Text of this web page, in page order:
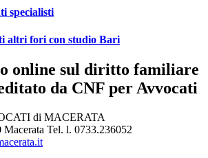
specialisti
altri fori con studio Bari
online sul diritto familiare
da CNF per Avvocati
di MACERATA
Macerata Tel. l. 0733.236052